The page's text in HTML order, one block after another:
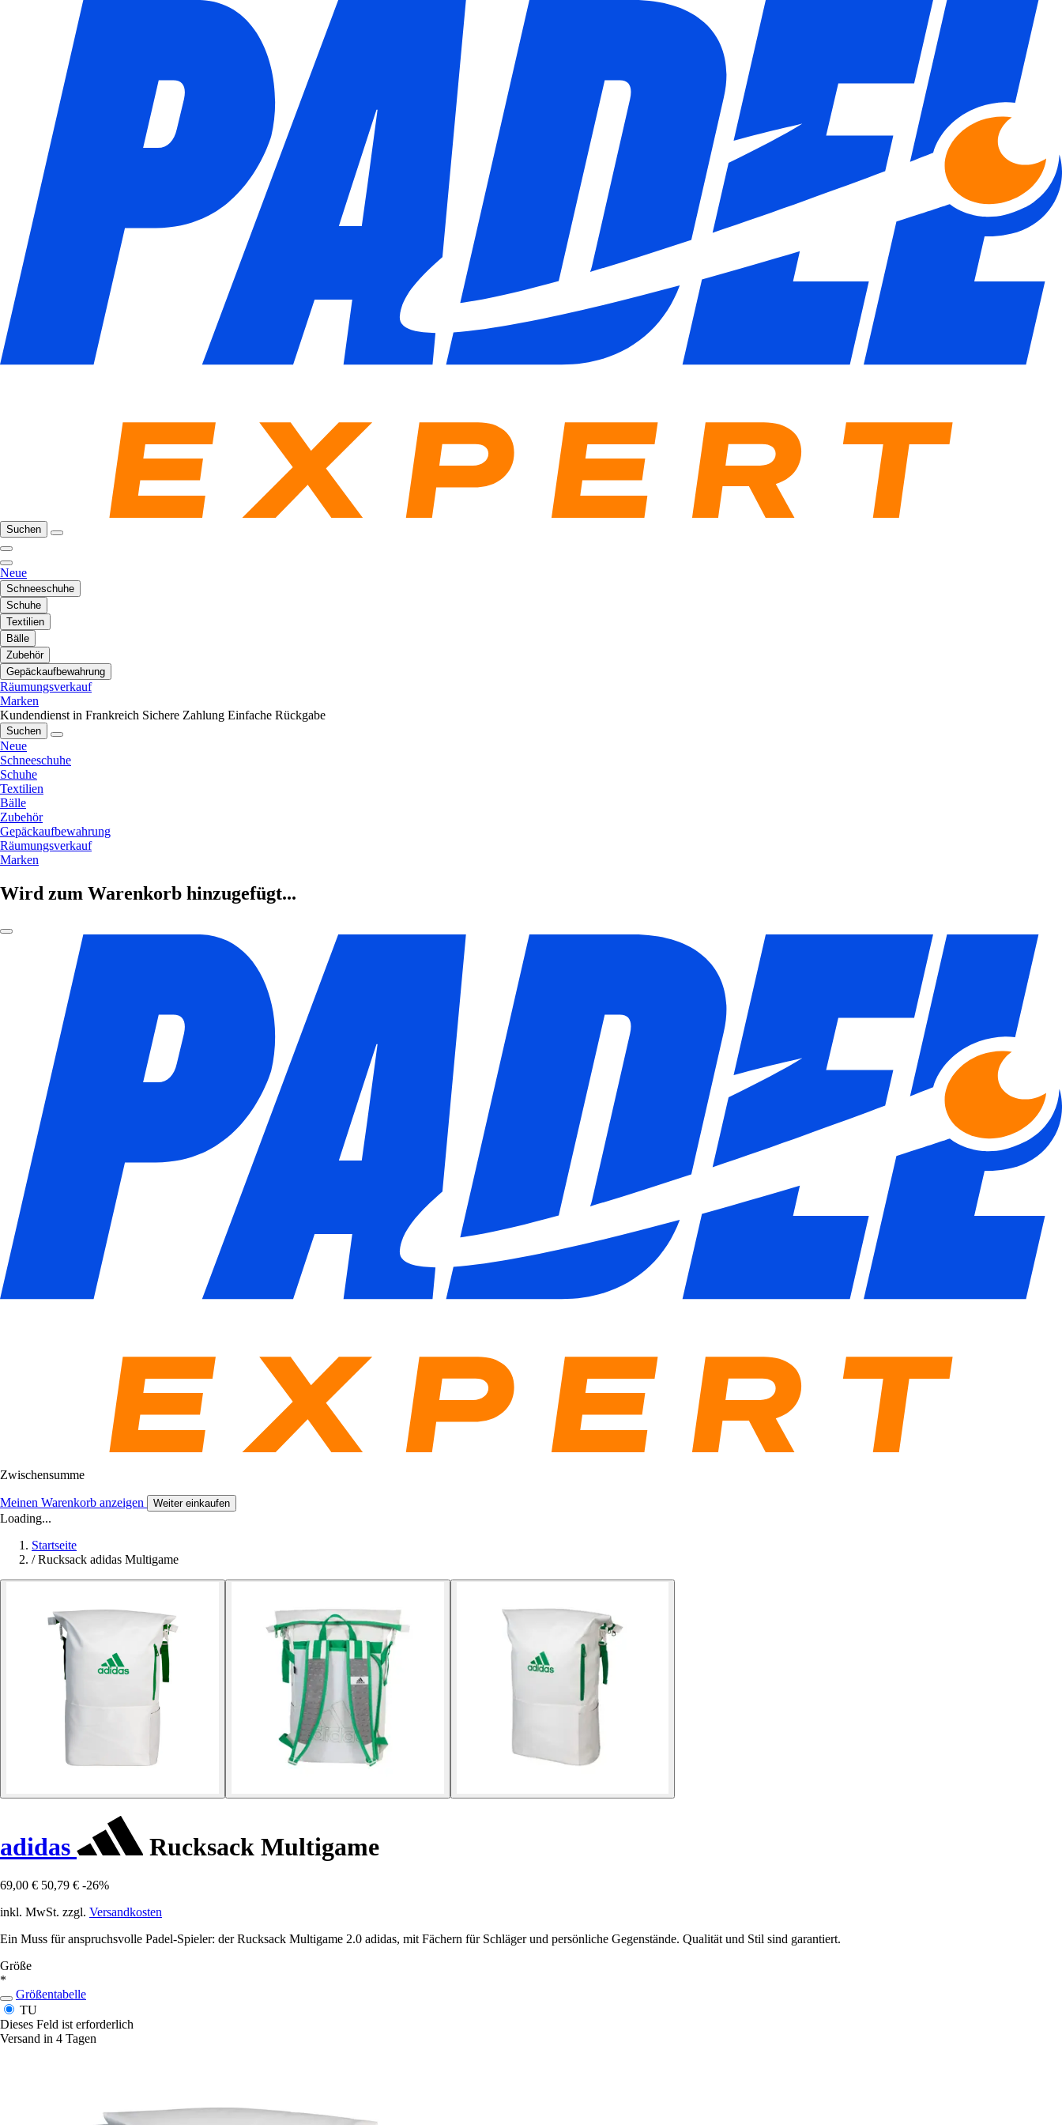
Suchen
Neue
Schneeschuhe
Schuhe
Textilien
Bälle
Zubehör
Gepäckaufbewahrung
Räumungsverkauf
Marken
Kundendienst in Frankreich Sichere Zahlung Einfache Rückgabe
Suchen
Neue
Schneeschuhe
Schuhe
Textilien
Bälle
Zubehör
Gepäckaufbewahrung
Räumungsverkauf
Marken
Wird zum Warenkorb hinzugefügt...
Zwischensumme
Meinen Warenkorb anzeigen Weiter einkaufen
Loading...
Startseite
/ Rucksack adidas Multigame
adidas Rucksack Multigame
69,00 € 50,79 € -26%
inkl. MwSt. zzgl. Versandkosten
Ein Muss für anspruchsvolle Padel-Spieler: der Rucksack Multigame 2.0 adidas, mit Fächern für Schläger und persönliche Gegenstände. Qualität und Stil sind garantiert.
Größe
*
Größentabelle
TU
Dieses Feld ist erforderlich
Versand in 4 Tagen